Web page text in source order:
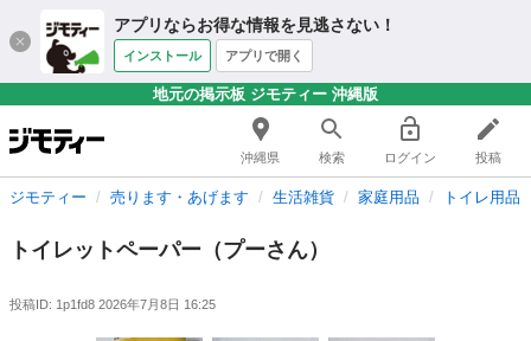
アプリならお得な情報を見逃さない！
インストール アプリで開く
地元の掲示板 ジモティー 沖縄版
沖縄県 検索 ログイン 投稿
ジモティー 売ります・あげます 生活雑貨 家庭用品 トイレ用品
トイレットペーパー（プーさん）
投稿ID: 1p1fd8 2026年7月8日 16:25